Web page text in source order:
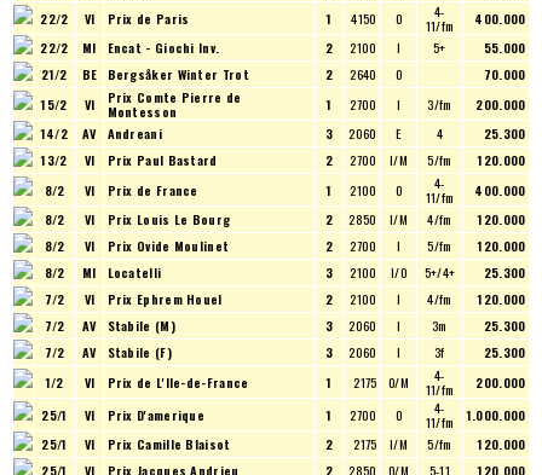
22/2
VI Prix de Paris 1 4150 O 4-
11/fm
400.000
22/2
MI Encat - Giochi Inv. 2 2100 I 5+
55.000
21/2
BE Bergsåker Winter Trot 2 2640 O
70.000
15/2
VI Prix Comte Pierre de
Montesson 1 2700 I 3/fm
200.000
14/2
AV Andreani 3 2060 E 4
25.300
13/2
VI Prix Paul Bastard 2 2700 I/M 5/fm
120.000
8/2
VI Prix de France 1 2100 O 4-
11/fm
400.000
8/2
VI Prix Louis Le Bourg 2 2850 I/M 4/fm
120.000
8/2
VI Prix Ovide Moulinet 2 2700 I 5/fm
120.000
8/2
MI Locatelli 3 2100 I/O 5+/4+
25.300
7/2
VI Prix Ephrem Houel 2 2100 I 4/fm
120.000
7/2
AV Stabile (M) 3 2060 I 3m
25.300
7/2
AV Stabile (F) 3 2060 I 3f
25.300
1/2
VI Prix de L'Ile-de-France 1 2175 O/M 4-
11/fm
200.000
25/1
VI Prix D'amerique 1 2700 O 4-
11/fm
1.000.000
25/1
VI Prix Camille Blaisot 2 2175 I/M 5/fm
120.000
25/1
VI Prix Jacques Andrieu 2 2850 O/M 5-11
120.000